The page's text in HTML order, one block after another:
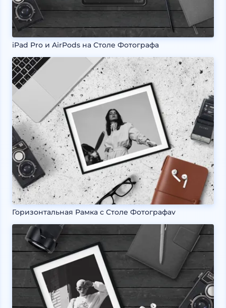
iPad Pro и AirPods на Столе Фотографа
Горизонтальная Рамка с Столе Фотографаv